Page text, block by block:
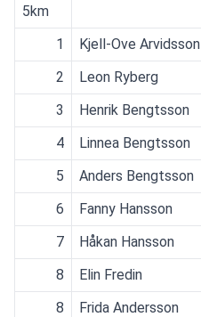
5km
1
Kjell-Ove Arvidsson
2
Leon Ryberg
3
Henrik Bengtsson
4
Linnea Bengtsson
5
Anders Bengtsson
6
Fanny Hansson
7
Håkan Hansson
8
Elin Fredin
8
Frida Andersson